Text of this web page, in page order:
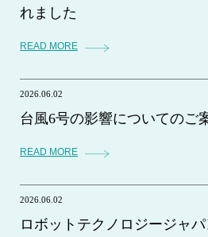
れました
READ MORE
2026.06.02
台風6号の影響についてのご
READ MORE
2026.06.02
ロボットテクノロジージャ